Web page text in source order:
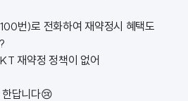
번)로 전화하여 재약정시 혜택도
재약정 정책이 없어
한답니다😢